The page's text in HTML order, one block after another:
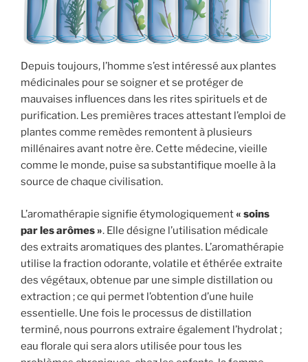
Depuis toujours, l’homme s’est intéressé aux plantes
médicinales pour se soigner et se protéger de
mauvaises influences dans les rites spirituels et de
purification. Les premières traces attestant l’emploi de
plantes comme remèdes remontent à plusieurs
millénaires avant notre ère. Cette médecine, vieille
comme le monde, puise sa substantifique moelle à la
source de chaque civilisation.
L’aromathérapie signifie étymologiquement« soins
par les arômes ». Elle désigne l’utilisation médicale
des extraits aromatiques des plantes. L’aromathérapie
utilise la fraction odorante, volatile et éthérée extraite
des végétaux, obtenue par une simple distillation ou
extraction ; ce qui permet l’obtention d’une huile
essentielle. Une fois le processus de distillation
terminé, nous pourrons extraire également l’hydrolat ;
eau florale qui sera alors utilisée pour tous les